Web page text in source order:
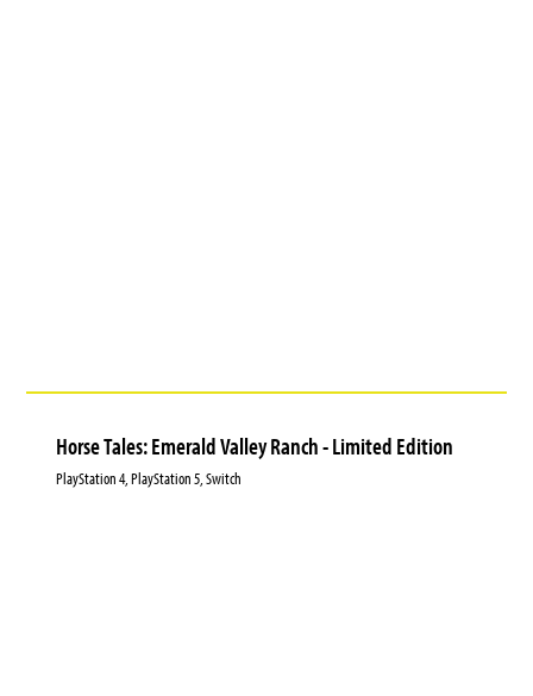
Horse Tales: Emerald Valley Ranch - Limited Edition
PlayStation 4, PlayStation 5, Switch